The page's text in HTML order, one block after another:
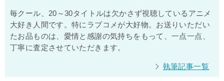
毎クール、20～30タイトルは欠かさず視聴しているアニメ
大好き人間です。特にラブコメが大好物。お送りいただい
たお品ものは、愛情と感謝の気持ちをもって、一点一点、
丁寧に査定させていただきます。
執筆記事一覧